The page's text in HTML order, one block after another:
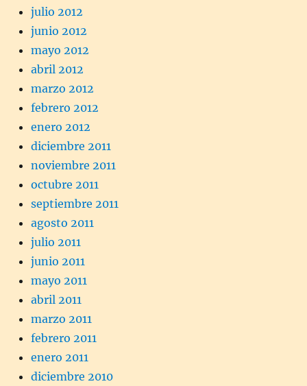
julio 2012
junio 2012
mayo 2012
abril 2012
marzo 2012
febrero 2012
enero 2012
diciembre 2011
noviembre 2011
octubre 2011
septiembre 2011
agosto 2011
julio 2011
junio 2011
mayo 2011
abril 2011
marzo 2011
febrero 2011
enero 2011
diciembre 2010